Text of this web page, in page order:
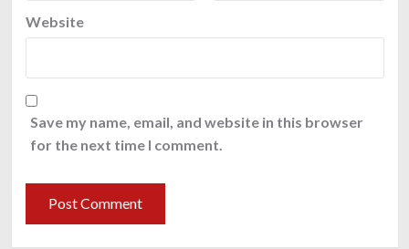
Website
Save my name, email, and website in this browser
for the next time I comment.